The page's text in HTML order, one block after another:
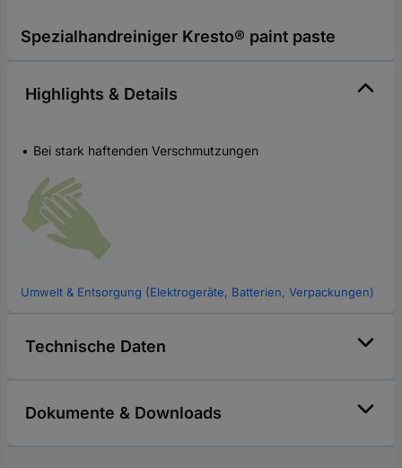
Spezialhandreiniger Kresto® paint paste
Highlights & Details
Bei stark haftenden Verschmutzungen
Umwelt & Entsorgung (Elektrogeräte, Batterien, Verpackungen)
Technische Daten
Dokumente & Downloads